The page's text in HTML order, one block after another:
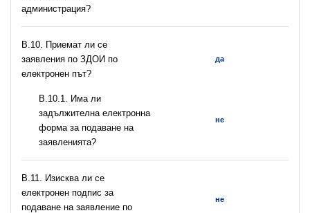
администрация?
В.10. Приемат ли се
заявления по ЗДОИ по
електронен път?
да
В.10.1. Има ли
задължителна електронна
форма за подаване на
заявленията?
не
В.11. Изисква ли се
електронен подпис за
подаване на заявление по
не